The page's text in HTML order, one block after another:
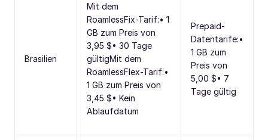
Brasilien
Mit dem
RoamlessFix-Tarif:• 1
GB zum Preis von
3,95 $• 30 Tage
gültigMit dem
RoamlessFlex-Tarif:•
1 GB zum Preis von
3,45 $• Kein
Ablaufdatum
Prepaid-
Datentarife:•
1 GB zum
Preis von
5,00 $• 7
Tage gültig